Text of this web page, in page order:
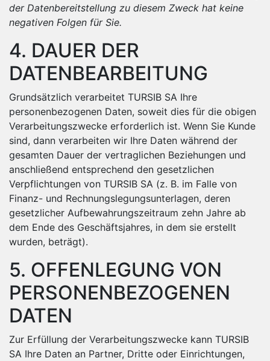
der Datenbereitstellung zu diesem Zweck hat keine
negativen Folgen für Sie.
4. DAUER DER
DATENBEARBEITUNG
Grundsätzlich verarbeitet TURSIB SA Ihre
personenbezogenen Daten, soweit dies für die obigen
Verarbeitungszwecke erforderlich ist. Wenn Sie Kunde
sind, dann verarbeiten wir Ihre Daten während der
gesamten Dauer der vertraglichen Beziehungen und
anschließend entsprechend den gesetzlichen
Verpflichtungen von TURSIB SA (z. B. im Falle von
Finanz- und Rechnungslegungsunterlagen, deren
gesetzlicher Aufbewahrungszeitraum zehn Jahre ab
dem Ende des Geschäftsjahres, in dem sie erstellt
wurden, beträgt).
5. OFFENLEGUNG VON
PERSONENBEZOGENEN
DATEN
Zur Erfüllung der Verarbeitungszwecke kann TURSIB
SA Ihre Daten an Partner, Dritte oder Einrichtungen,